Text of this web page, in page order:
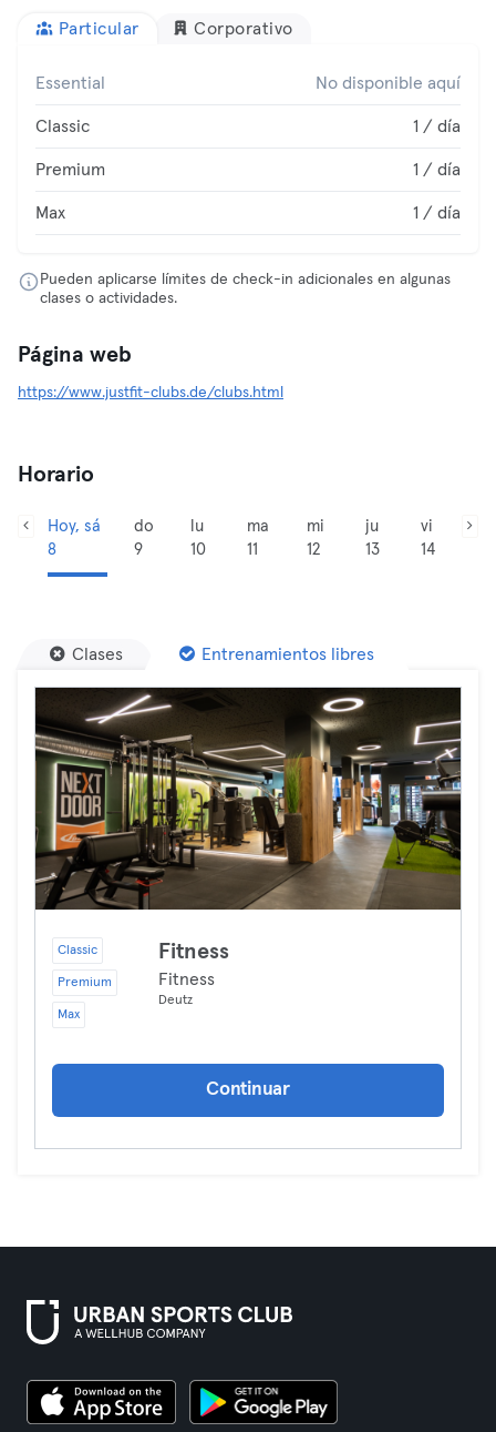
Particular Corporativo
Essential No disponible aquí
Classic 1 / día
Premium 1 / día
Max 1 / día
Pueden aplicarse límites de check-in adicionales en algunas
clases o actividades.
Página web
https://www.justfit-clubs.de/clubs.html
Horario
Hoy, sá
8
do
9
lu
10
ma
11
mi
12
ju
13
vi
14
Clases Entrenamientos libres
Classic
Premium
Max
Fitness
Fitness
Deutz
Continuar